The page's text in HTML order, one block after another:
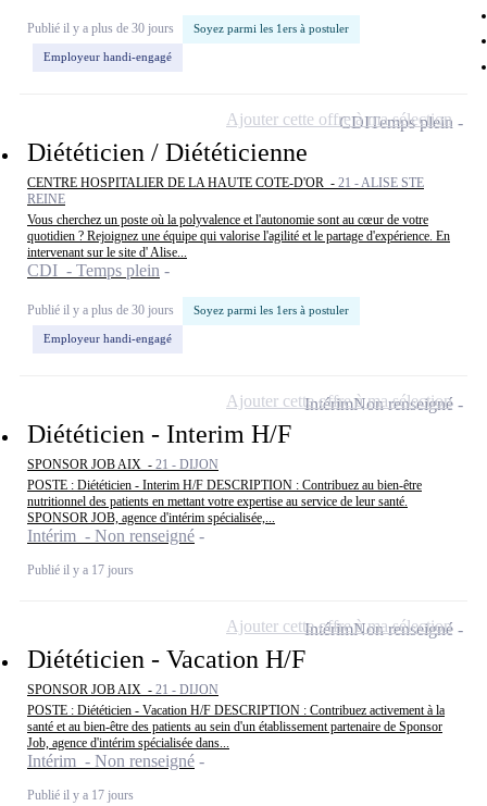
Publié il y a plus de 30 jours Soyez parmi les 1ers à postuler
Employeur handi-engagé
Diététicien / Diététicienne
CENTRE HOSPITALIER DE LA HAUTE COTE-D'OR - 21 - ALISE STE
REINE
Vous cherchez un poste où la polyvalence et l'autonomie sont au cœur de votre
quotidien ? Rejoignez une équipe qui valorise l'agilité et le partage d'expérience. En
intervenant sur le site d' Alise...
CDI - Temps plein
Publié il y a plus de 30 jours Soyez parmi les 1ers à postuler
Employeur handi-engagé
CDITemps plein
Ajouter cette offre à ma sélection
Diététicien - Interim H/F
SPONSOR JOB AIX - 21 - DIJON
POSTE : Diététicien - Interim H/F DESCRIPTION : Contribuez au bien-être
nutritionnel des patients en mettant votre expertise au service de leur santé.
SPONSOR JOB, agence d'intérim spécialisée,...
Intérim - Non renseigné
Publié il y a 17 jours
IntérimNon renseigné
Ajouter cette offre à ma sélection
Diététicien - Vacation H/F
SPONSOR JOB AIX - 21 - DIJON
POSTE : Diététicien - Vacation H/F DESCRIPTION : Contribuez activement à la
santé et au bien-être des patients au sein d'un établissement partenaire de Sponsor
Job, agence d'intérim spécialisée dans...
Intérim - Non renseigné
Publié il y a 17 jours
IntérimNon renseigné
Ajouter cette offre à ma sélection